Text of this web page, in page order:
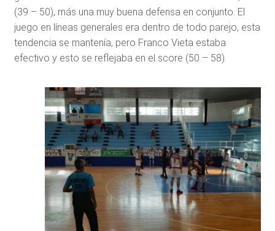
(39 – 50), más una muy buena defensa en conjunto. El
juego en líneas generales era dentro de todo parejo, esta
tendencia se mantenía, pero Franco Vieta estaba
efectivo y esto se reflejaba en el score (50 – 58).